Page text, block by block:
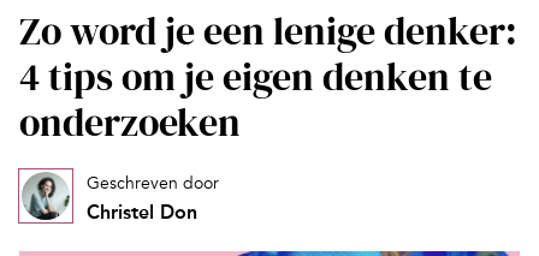
Zo word je een lenige denker:
4 tips om je eigen denken te
onderzoeken
Geschreven door
Christel Don